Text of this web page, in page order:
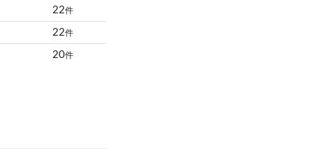
22件
22件
20件